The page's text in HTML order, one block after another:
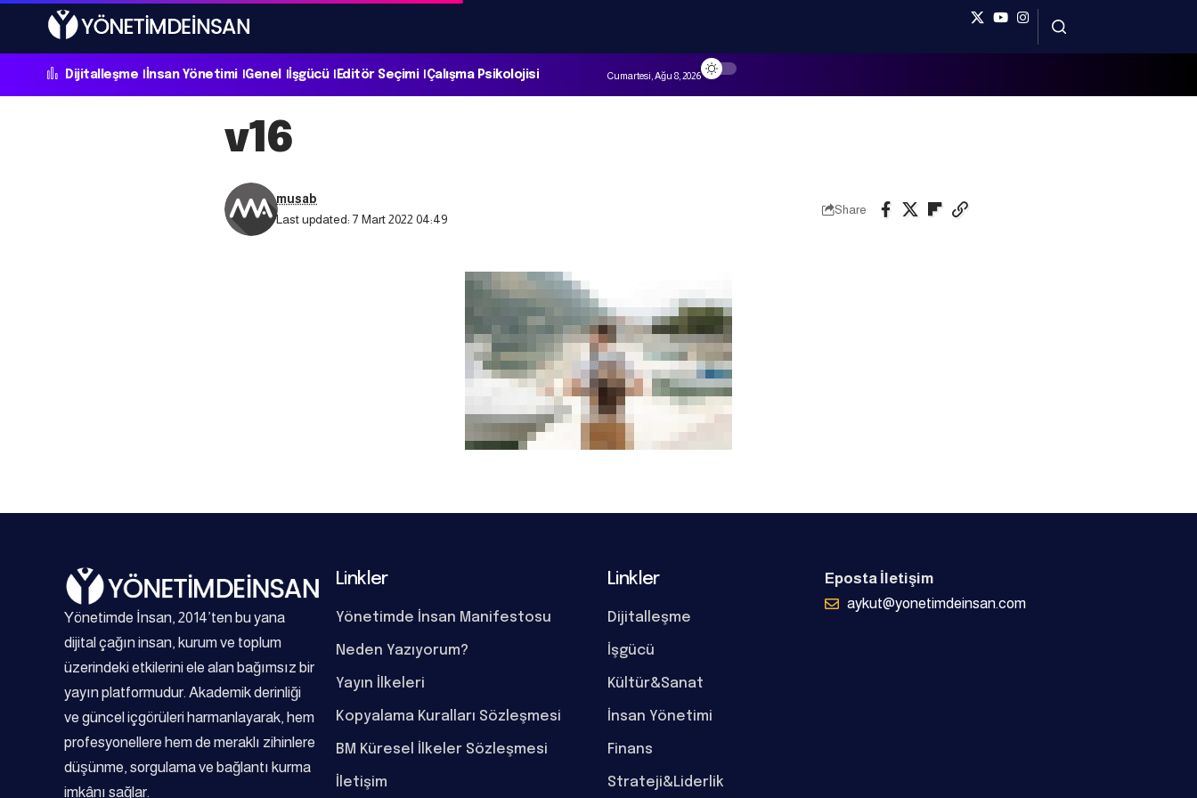
Dijitalleşme İnsan Yönetimi Genel İşgücü Editör Seçimi Çalışma Psikolojisi Cumartesi, Ağu 8, 2026
v16
Last updated: 7 Mart 2022 04:49
musab
Share
Yönetimde İnsan, 2014’ten bu yana
dijital çağın insan, kurum ve toplum
üzerindeki etkilerini ele alan bağımsız bir
yayın platformudur. Akademik derinliği
ve güncel içgörüleri harmanlayarak, hem
profesyonellere hem de meraklı zihinlere
düşünme, sorgulama ve bağlantı kurma
imkânı sağlar.
Linkler
Yönetimde İnsan Manifestosu
Neden Yazıyorum?
Yayın İlkeleri
Kopyalama Kuralları Sözleşmesi
BM Küresel İlkeler Sözleşmesi
İletişim
Linkler
Dijitalleşme
İşgücü
Kültür&Sanat
İnsan Yönetimi
Finans
Strateji&Liderlik
Eposta İletişim
aykut@yonetimdeinsan.com